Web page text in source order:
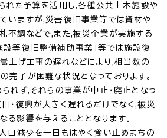
れた予算を活用し,各種公共土木施設や
いますが,災害復旧事業等では資材や
不調などで,また,被災企業が実施する
設等復旧整備補助事業」等では施設復
上げ工事の遅れなどにより,相当数の
完了が困難な状況となっております。
れず,それらの事業が中止・廃止となっ
・復興が大きく遅れるだけでなく,被災
る影響を与えることとなります。
口減少を一日もはやく食い止めまちの